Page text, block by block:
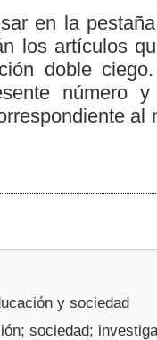
en la
los artículos
doble
número y
al
y sociedad
sociedad;